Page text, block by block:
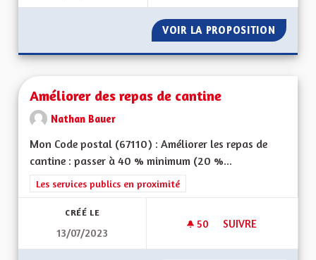
VOIR LA PROPOSITION
Améliorer des repas de cantine
Nathan Bauer
Mon Code postal (67110) : Améliorer les repas de
cantine : passer à 40 % minimum (20 %...
Filtrer les résultats de la catégorie : Les services publics en
Les services publics en proximité
CRÉÉ LE
13/07/2023
50 50 ABONNÉS
SUIVRE